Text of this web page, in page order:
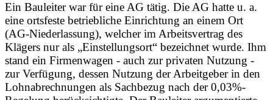
Ein Bauleiter war für eine AG tätig. Die AG hatte u. a.
eine ortsfeste betriebliche Einrichtung an einem Ort
(AG-Niederlassung), welcher im Arbeitsvertrag des
Klägers nur als „Einstellungsort“ bezeichnet wurde. Ihm
stand ein Firmenwagen - auch zur privaten Nutzung -
zur Verfügung, dessen Nutzung der Arbeitgeber in den
Lohnabrechnungen als Sachbezug nach der 0,03%-